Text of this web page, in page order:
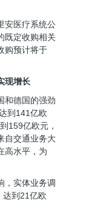
安医疗系统公
既定收购相关
购预计将于
现增长
和德国的强劲
到141亿欧
159亿欧元，
自交通业务大
高水平，为
，实体业务调
达到21亿欧